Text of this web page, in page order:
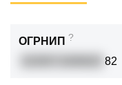
ОГРНИП ?
82